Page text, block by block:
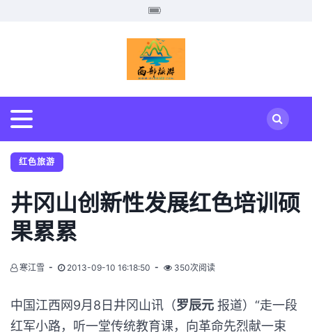
红色旅游
井冈山创新性发展红色培训硕
果累累
寒江雪 2013-09-10 16:18:50 350次阅读
中国江西网9月8日井冈山讯（罗辰元 报道）“走一段
红军小路，听一堂传统教育课，向革命先烈献一束